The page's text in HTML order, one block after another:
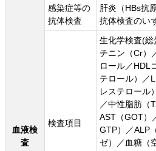
血液検
査
感染症等の
抗体検査
肝炎（HBs抗
抗体検査のい
検査項目
生化学検査(総
チニン（Cr）
ロール／HDL
テロール）／
レステロール
／中性脂肪（
AST（GOT）
GTP）／ALP
ゼ）／血糖（